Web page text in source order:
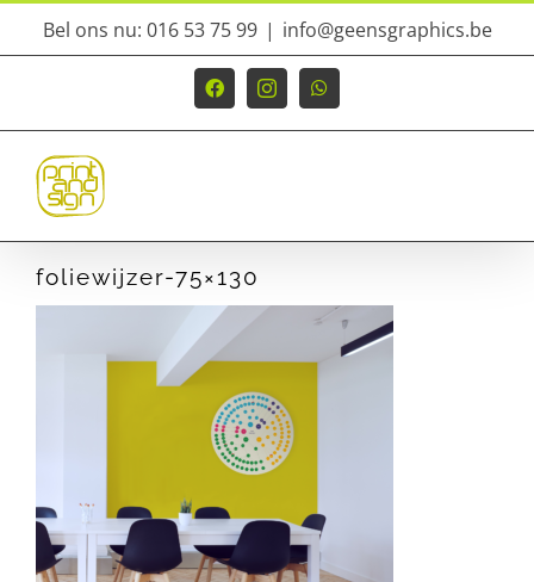
Ga
inhoud
Bel ons nu: 016 53 75 99 | info@geensgraphics.be
FacebookInstagramWhatsApp
foliewijzer-75×130